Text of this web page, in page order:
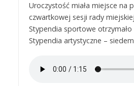
Uroczystość miała miejsce na
czwartkowej sesji rady
Stypendia sportowe otrzymało
Stypendia artystyczne –